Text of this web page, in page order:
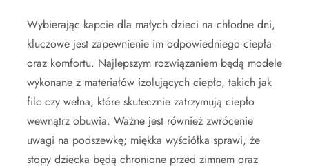
Wybierając kapcie dla małych dzieci na chłodne dni,
kluczowe jest zapewnienie im odpowiedniego ciepła
oraz komfortu. Najlepszym rozwiązaniem będą modele
wykonane z materiałów izolujących ciepło, takich jak
filc czy wełna, które skutecznie zatrzymują ciepło
wewnątrz obuwia. Ważne jest również zwrócenie
uwagi na podszewkę; miękka wyściółka sprawi, że
stopy dziecka będą chronione przed zimnem oraz